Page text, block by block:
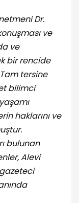
Dr.
ve
ve
bir rencide
tersine
bilimci
haklarını ve
bulunan
Alevi